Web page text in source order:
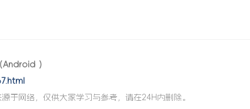
Android ）
于网络，仅供大家学习与参考，请在24H内删除。